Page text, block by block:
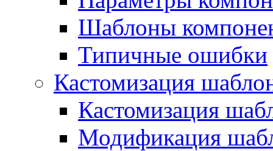
Шаблоны
Типичные ошибки
Кастомизация
Кастомизация
Модификация